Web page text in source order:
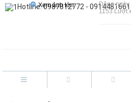
Hotline: 0987812772 - 0914481661
Xem ảnh lớn
Đăng ngày
1153 Lượt